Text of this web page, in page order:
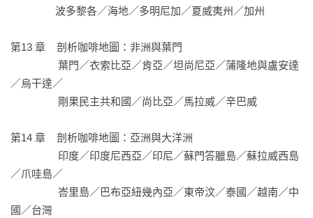
國外咖啡業界盛讚
家的身分，自1970年代全程參與咖啡領域至今，在超過50年的
時間裡，他見證了「精緻咖啡運動」從萌芽到成長一路上的發
展歴程，我敢說他絶對是現今品嚐過最多元種類、各種烘焙風
格咖啡的人。本書是這位咖啡大探險家的最新著作，也是他寫
界。」──喬治．豪爾（George Howell）／美國精緻咖啡業界
資歷近50年的領航者、創新者
「咖啡大師的傑作！他將畢生的研究和對咖啡的熱愛，傾注在
第13 章    剖析咖啡地圖：非洲與葉門
／烏干達／
第14 章    剖析咖啡地圖：亞洲與大洋洲
／爪哇島／
國／台灣